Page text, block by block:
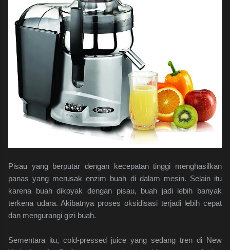
Pisau yang berputar dengan kecepatan tinggi menghasilkan
panas yang merusak enzim buah di dalam mesin. Selain itu
karena buah dikoyak dengan pisau, buah jadi lebih banyak
terkena udara. Akibatnya proses oksidisasi terjadi lebih cepat
dan mengurangi gizi buah.
Sementara itu, cold-pressed juice yang sedang tren di New